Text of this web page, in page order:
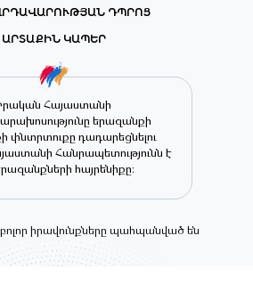
ԴՊՐՈՑ
ԱՐՏԱՔԻՆ ԿԱՊԵՐ
Հայաստանի
երազանքի
փնտրտուքը դադարեցնելու
Հանրապետությունն է
հայրենիքը։
բոլոր իրավունքները պահպանված են